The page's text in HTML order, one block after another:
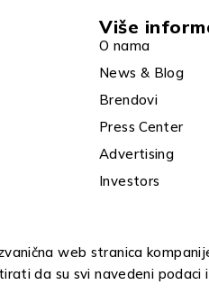
Više
O nama
News & Blog
Brendovi
Press Center
Advertising
Investors
web stranica
da su svi navedeni